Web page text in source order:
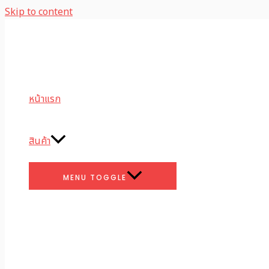
Skip to content
หน้าแรก
สินค้า
MENU TOGGLE